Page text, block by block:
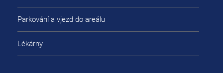
Parkování a vjezd do areálu
Lékárny